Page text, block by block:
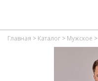
Главная > Каталог > Мужское >